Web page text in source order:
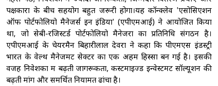
पक्षकारों के बीच सहयोग बहुत जरूरी होगा।यह कॉन्क्लेव 'एसोसिएशन
ऑफ पोर्टफोलियो मैनेजर्स इन इंडिया' (एपीएमआई) ने आयोजित किया
था, जो सेबी-रजिस्टर्ड पोर्टफोलियो मैनेजरों का प्रतिनिधि संगठन है।
एपीएमआई के चेयरमैन बिहारीलाल देवरा ने कहा कि पीएमएस इंडस्ट्री
भारत के वेल्थ मैनेजमेंट सेक्टर का एक अहम हिस्सा बन गई है। इसकी
वजह निवेशकों में बढ़ती जागरूकता, कस्टमाइज्ड इन्वेस्टमेंट सॉल्यूशन की
बढ़ती मांग और समर्थित नियामत ढांचा है।